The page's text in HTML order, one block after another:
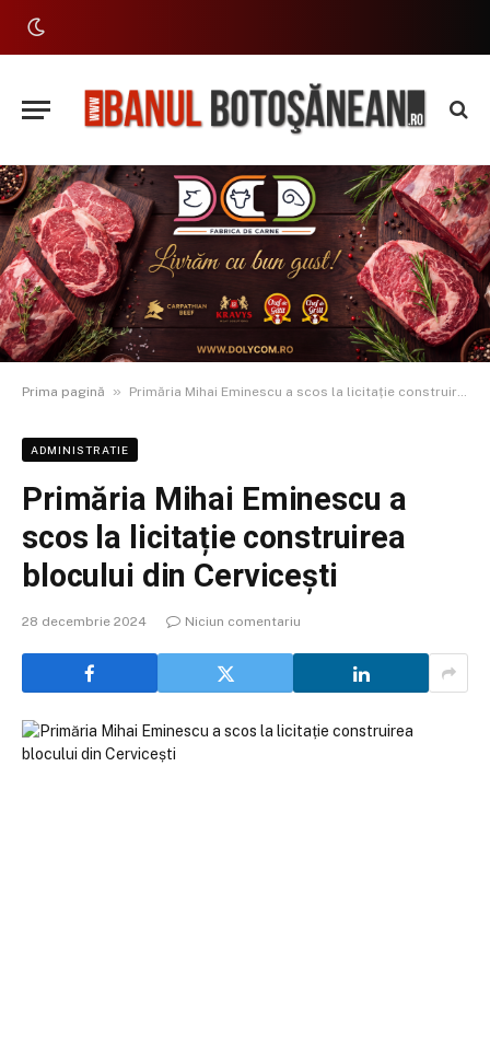
Prima pagină » Primăria Mihai Eminescu a scos la licitație construirea blocului din Cervicești
ADMINISTRATIE
Primăria Mihai Eminescu a
scos la licitație construirea
blocului din Cervicești
28 decembrie 2024 Niciun comentariu